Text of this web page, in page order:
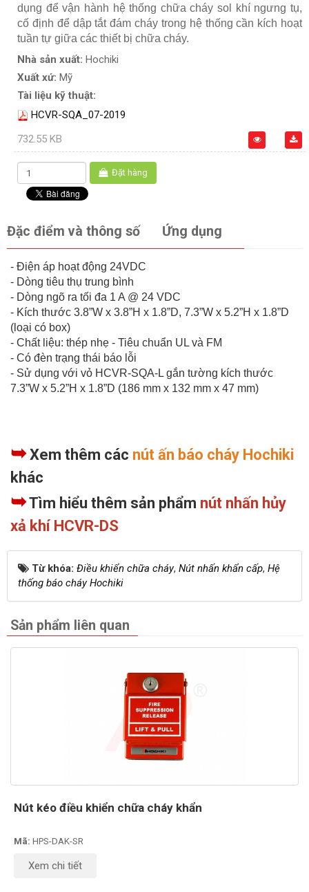
dụng để vận hành hệ thống chữa cháy sol khí ngưng tụ,
cố định để dập tắt đám cháy trong hệ thống cần kích hoạt
tuần tự giữa các thiết bị chữa cháy.
Nhà sản xuất: Hochiki
Xuất xứ: Mỹ
Tài liệu kỹ thuật:
HCVR-SQA_07-2019
732.55 KB
Đặt hàng
Đặc điểm và thông số Ứng dụng
- Điện áp hoạt động 24VDC
- Dòng tiêu thụ trung bình
- Dòng ngõ ra tối đa 1 A @ 24 VDC
- Kích thước 3.8”W x 3.8”H x 1.8”D, 7.3”W x 5.2”H x 1.8”D
(loại có box)
- Chất liệu: thép nhẹ - Tiêu chuẩn UL và FM
- Có đèn trạng thái báo lỗi
- Sử dụng với vỏ HCVR-SQA-L gắn tường kích thước
7.3”W x 5.2”H x 1.8”D (186 mm x 132 mm x 47 mm)
➥Xem thêm các nút ấn báo cháy Hochiki
khác
➥Tìm hiểu thêm sản phẩm nút nhấn hủy
xả khí HCVR-DS
Từ khóa: Điều khiển chữa cháy, Nút nhấn khẩn cấp, Hệ
thống báo cháy Hochiki
Sản phẩm liên quan
Nút kéo điều khiển chữa cháy khẩn
Mã: HPS-DAK-SR
Xem chi tiết